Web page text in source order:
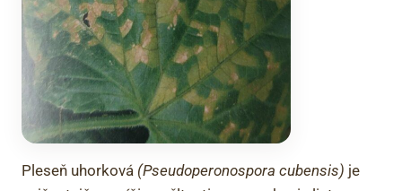
Pleseň uhorková (Pseudoperonospora cubensis) je